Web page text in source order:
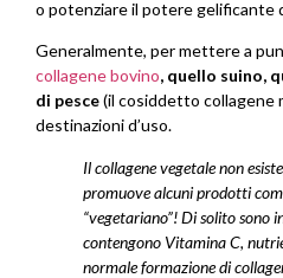
o potenziare il potere gelificante
Generalmente, per mettere a
collagene bovino, quello suino,
di pesce(il cosiddetto collagene
destinazioni d’uso.
Il collagene vegetale non
promuove alcuni prodotti
“vegetariano”! Di solito sono
contengono Vitamina C,
normale formazione di